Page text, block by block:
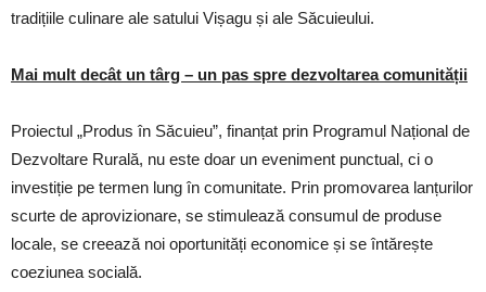
tradițiile culinare ale satului Vișagu și ale Săcuieului.
Mai mult decât un târg – un pas spre dezvoltarea comunității
Proiectul „Produs în Săcuieu”, finanțat prin Programul Național de
Dezvoltare Rurală, nu este doar un eveniment punctual, ci o
investiție pe termen lung în comunitate. Prin promovarea lanțurilor
scurte de aprovizionare, se stimulează consumul de produse
locale, se creează noi oportunități economice și se întărește
coeziunea socială.